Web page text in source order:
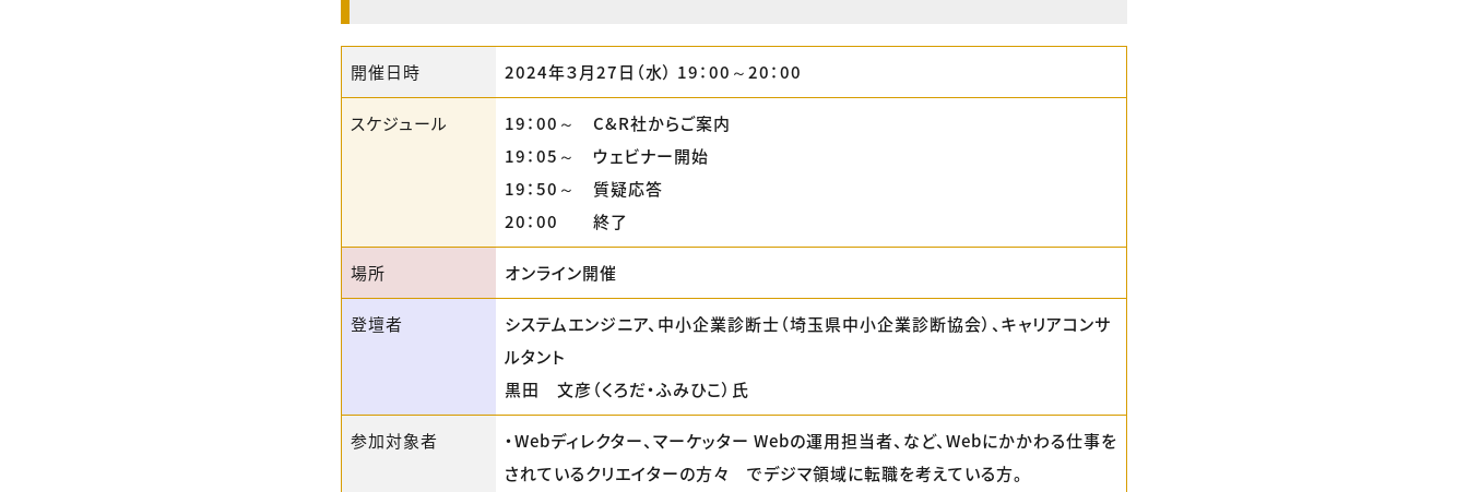
開催日時 2024年３月27日（水） 19：00～20：00
スケジュール
19：00～ C&R社からご案内
19：05～ ウェビナー開始
19：50～ 質疑応答
20：00 終了
場所 オンライン開催
登壇者
システムエンジニア、中小企業診断士（埼玉県中小企業診断協会）、キャリアコンサ
ルタント
黒田 文彦（くろだ・ふみひこ）氏
参加対象者
・Webディレクター、マーケッター Webの運用担当者、など、Webにかかわる仕事を
されているクリエイターの方々 でデジマ領域に転職を考えている方。